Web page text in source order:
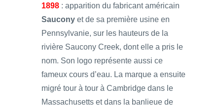
1898 : apparition du fabricant américain
Saucony et de sa première usine en
Pennsylvanie, sur les hauteurs de la
rivière Saucony Creek, dont elle a pris le
nom. Son logo représente aussi ce
fameux cours d’eau. La marque a ensuite
migré tour à tour à Cambridge dans le
Massachusetts et dans la banlieue de